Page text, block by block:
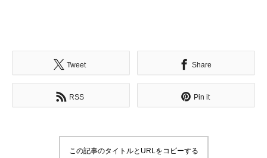
Tweet Share
RSS Pin it
この記事のタイトルとURLをコピーする